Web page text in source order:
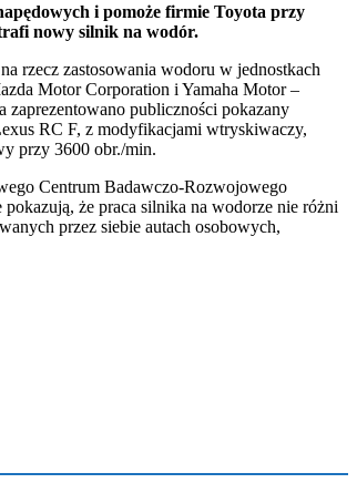
i pomoże firmie Toyota przy
nowy silnik na wodór.
rzecz zastosowania wodoru w jednostkach
Motor Corporation i Yamaha Motor –
zaprezentowano publiczności pokazany
RC F, z modyfikacjami wtryskiwaczy,
przy 3600 obr./min.
Centrum Badawczo-Rozwojowego
że praca silnika na wodorze nie różni
przez siebie autach osobowych,